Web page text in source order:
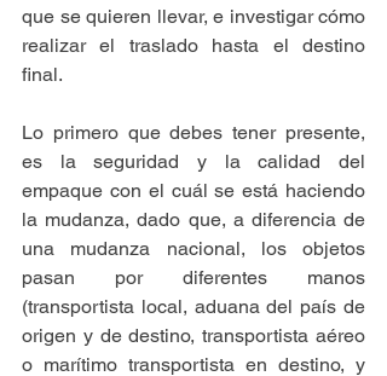
que se quieren llevar, e investigar cómo
realizar el traslado hasta el destino
final.
Lo primero que debes tener presente,
es la seguridad y la calidad del
empaque con el cuál se está haciendo
la mudanza, dado que, a diferencia de
una mudanza nacional, los objetos
pasan por diferentes manos
(transportista local, aduana del país de
origen y de destino, transportista aéreo
o marítimo transportista en destino, y